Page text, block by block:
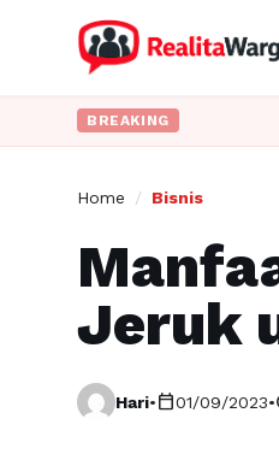
BREAKING
Home / Bisnis
Jeruk
Hari•calendar_today01/09/2023•